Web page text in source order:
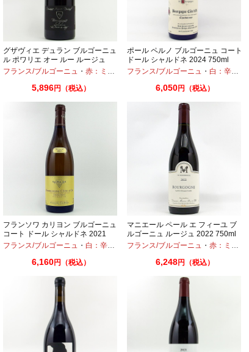
シャルドネ
グザヴィエ デュラン ブルゴーニュ
ル ポワリエ オー ルー ルージュ
2022 750ml
フランス/ブルゴーニュ ・ 赤：ミディアムボディ ・ピノノワール
5,896円（税込）
ポール ペルノ ブルゴーニュ コート
ドール シャルドネ 2024 750ml
フランス/ブルゴーニュ ・ 白：辛口
6,050円（税込）
シャルドネ
フランソワ カリヨン ブルゴーニュ
コート ドール シャルドネ 2021
750ml
フランス/ブルゴーニュ ・ 白：辛口 シャルドネ
6,160円（税込）
マニエール ペール エ フィーユ ブ
ルゴーニュ ルージュ 2022 750ml
フランス/ブルゴーニュ ・ 赤：ミディアムボディ
6,248円（税込）